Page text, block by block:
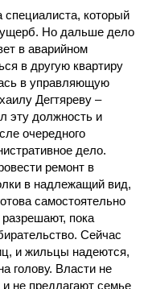
который
Но дальше дело
в аварийном
в другую квартиру
в управляющую
Дегтяреву –
эту должность и
очередного
дело.
ремонт в
в надлежащий вид,
самостоятельно
пока
Сейчас
и жильцы надеются,
голову. Власти не
не предлагают семье